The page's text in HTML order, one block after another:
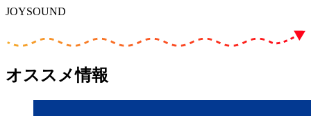
JOYSOUND
オススメ情報